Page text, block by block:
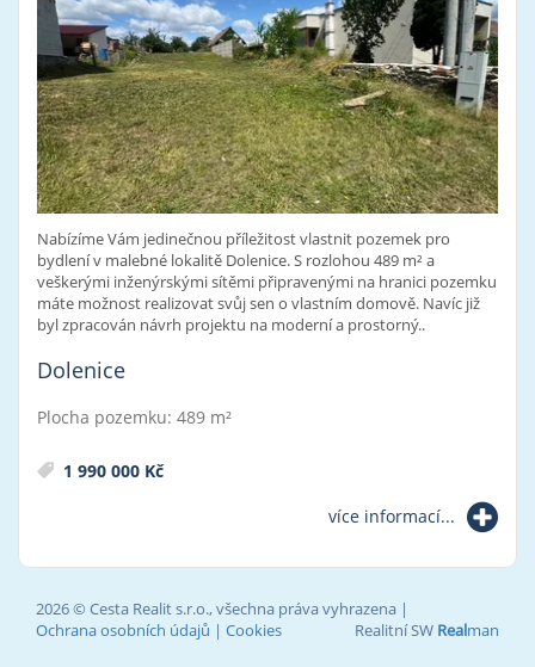
Nabízíme Vám jedinečnou příležitost vlastnit pozemek pro
bydlení v malebné lokalitě Dolenice. S rozlohou 489 m² a
veškerými inženýrskými sítěmi připravenými na hranici pozemku
máte možnost realizovat svůj sen o vlastním domově. Navíc již
byl zpracován návrh projektu na moderní a prostorný..
Dolenice
Plocha pozemku: 489 m²
1 990 000 Kč
více informací...
2026 © Cesta Realit s.r.o., všechna práva vyhrazena |
Ochrana osobních údajů | Cookies Realitní SW Realman